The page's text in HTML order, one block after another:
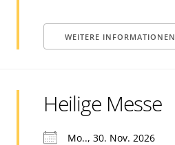
WEITERE INFORMATIONEN
Heilige Messe
Mo.., 30. Nov. 2026